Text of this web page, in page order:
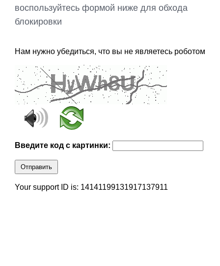
воспользуйтесь формой ниже для обхода
блокировки
Нам нужно убедиться, что вы не являетесь роботом
Введите код с картинки:
Отправить
Your support ID is: 14141199131917137911